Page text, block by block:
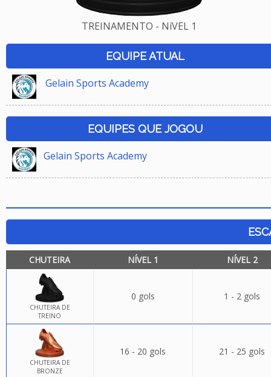
TREINAMENTO - NíVEL 1
EQUIPE ATUAL
Gelain Sports Academy
EQUIPES QUE JOGOU
Gelain Sports Academy
CHUTEIRA NÍVEL 1 NÍVEL 2
CHUTEIRA DE
TREINO
0 gols 1 - 2 gols
CHUTEIRA DE
BRONZE
16 - 20 gols 21 - 25 gols